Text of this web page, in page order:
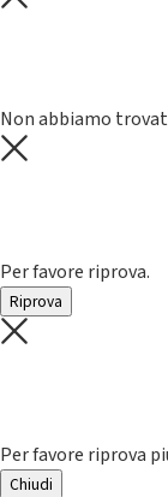
Non abbiamo
Per favore riprova.
Riprova
Per favore riprova
Chiudi